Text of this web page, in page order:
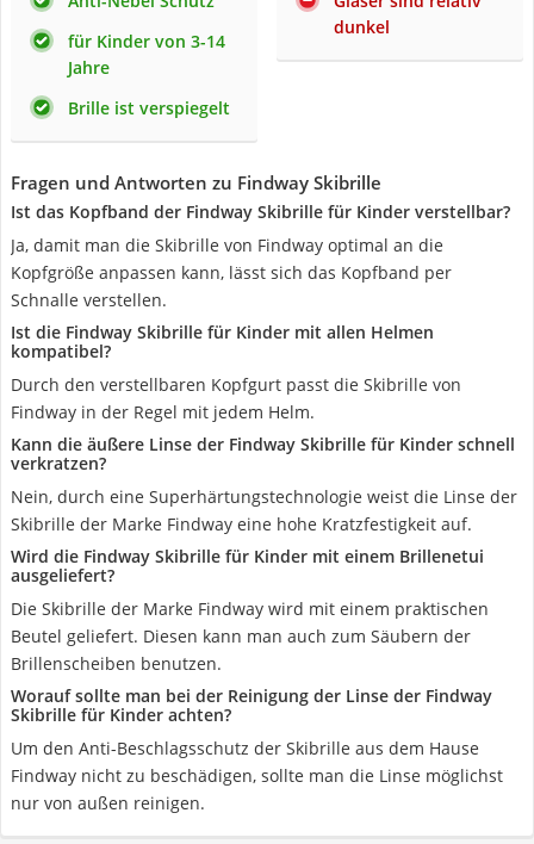
für Kinder von 3-14
Jahre
Brille ist verspiegelt
dunkel
Fragen und Antworten zu Findway Skibrille
Ist das Kopfband der Findway Skibrille für Kinder verstellbar?
Ja, damit man die Skibrille von Findway optimal an die
Kopfgröße anpassen kann, lässt sich das Kopfband per
Schnalle verstellen.
Ist die Findway Skibrille für Kinder mit allen Helmen
kompatibel?
Durch den verstellbaren Kopfgurt passt die Skibrille von
Findway in der Regel mit jedem Helm.
Kann die äußere Linse der Findway Skibrille für Kinder schnell
verkratzen?
Nein, durch eine Superhärtungstechnologie weist die Linse der
Skibrille der Marke Findway eine hohe Kratzfestigkeit auf.
Wird die Findway Skibrille für Kinder mit einem Brillenetui
ausgeliefert?
Die Skibrille der Marke Findway wird mit einem praktischen
Beutel geliefert. Diesen kann man auch zum Säubern der
Brillenscheiben benutzen.
Worauf sollte man bei der Reinigung der Linse der Findway
Skibrille für Kinder achten?
Um den Anti-Beschlagsschutz der Skibrille aus dem Hause
Findway nicht zu beschädigen, sollte man die Linse möglichst
nur von außen reinigen.